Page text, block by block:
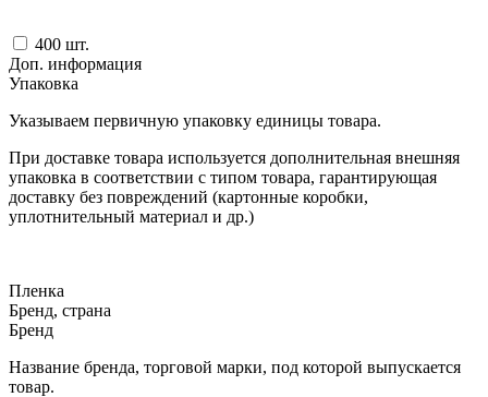
400 шт.
Доп. информация
Упаковка
Указываем первичную упаковку единицы товара.
При доставке товара используется дополнительная внешняя
упаковка в соответствии с типом товара, гарантирующая
доставку без повреждений (картонные коробки,
уплотнительный материал и др.)
Пленка
Бренд, страна
Бренд
Название бренда, торговой марки, под которой выпускается
товар.